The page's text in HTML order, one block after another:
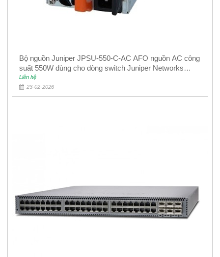
Bộ nguồn Juniper JPSU-550-C-AC AFO nguồn AC công
suất 550W dùng cho dòng switch Juniper Networks
EX4400
Liên hệ
23-02-2026